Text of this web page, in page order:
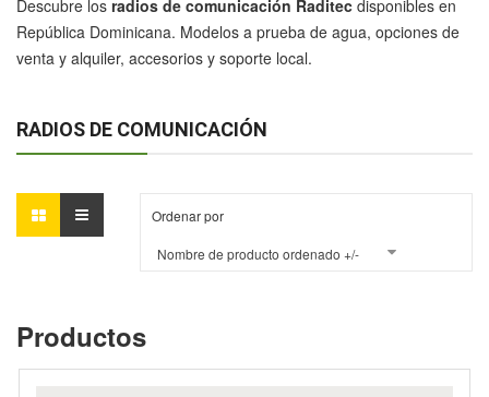
Descubre los radios de comunicación Raditec disponibles en
República Dominicana. Modelos a prueba de agua, opciones de
venta y alquiler, accesorios y soporte local.
RADIOS DE COMUNICACIÓN
Ordenar por
Nombre de producto ordenado +/-
Productos